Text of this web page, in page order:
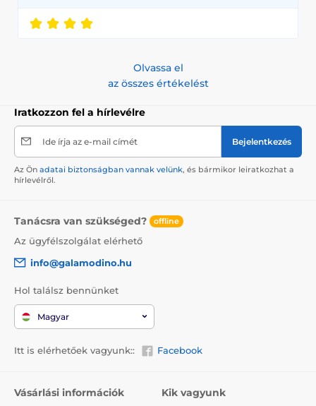
Olvassa el
az összes értékelést
Iratkozzon fel a hírlevélre
Ide írja az e-mail címét Bejelentkezés
Az Ön adatai biztonságban vannak velünk, és bármikor leiratkozhat a
hírlevélről.
Tanácsra van szükséged? offline
Az ügyfélszolgálat elérhető
info@galamodino.hu
Hol találsz bennünket
Magyar
Itt is elérhetőek vagyunk:: Facebook
Vásárlási információk Kik vagyunk